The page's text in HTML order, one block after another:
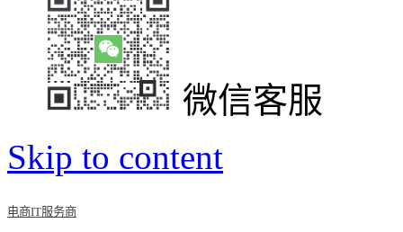
微信客服
Skip to content
电商IT服务商